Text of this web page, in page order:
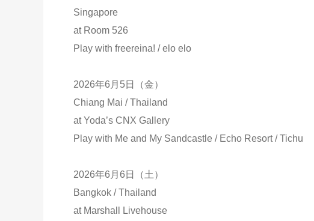
Singapore
at Room 526
Play with freereina! / elo elo
2026年6月5日（金）
Chiang Mai / Thailand
at Yoda’s CNX Gallery
Play with Me and My Sandcastle / Echo Resort / Tichu
2026年6月6日（土）
Bangkok / Thailand
at Marshall Livehouse